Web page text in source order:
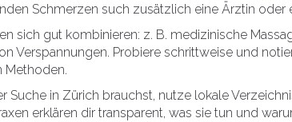
Schmerzen such zusätzlich eine Ärztin oder
sich gut kombinieren: z. B. medizinische
Verspannungen. Probiere schrittweise und
Methoden.
Suche in Zürich brauchst, nutze lokale
erklären dir transparent, was sie tun und